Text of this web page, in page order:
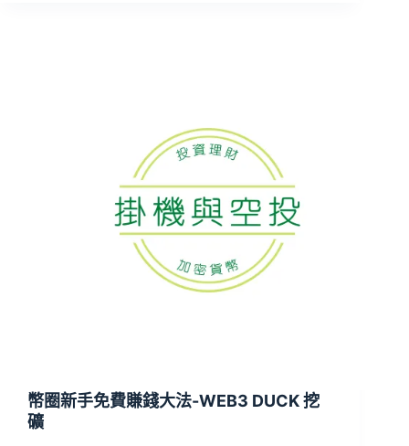
幣圈新手免費賺錢大法-WEB3 DUCK 挖
礦